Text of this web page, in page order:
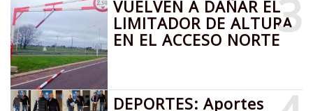
3
VUELVEN A DAÑAR EL
LIMITADOR DE ALTURA
EN EL ACCESO NORTE
DEPORTES: Aportes